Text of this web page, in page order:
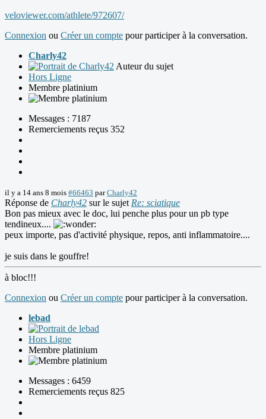
veloviewer.com/athlete/972607/
Connexion ou Créer un compte pour participer à la conversation.
Charly42
Auteur du sujet
Hors Ligne
Membre platinium
Messages : 7187
Remerciements reçus 352
il y a 14 ans 8 mois #66463 parCharly42
Réponse de Charly42 sur le sujet Re: sciatique
Bon pas mieux avec le doc, lui penche plus pour un pb type
tendineux....
peux importe, pas d'activité physique, repos, anti inflammatoire....
je suis dans le gouffre!
à bloc!!!
Connexion ou Créer un compte pour participer à la conversation.
lebad
Hors Ligne
Membre platinium
Messages : 6459
Remerciements reçus 825